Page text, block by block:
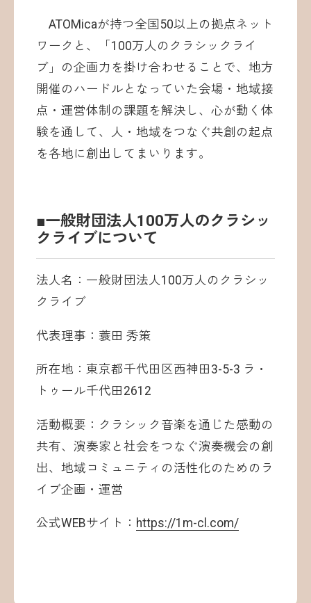
ATOMicaが持つ全国50以上の拠点ネット
ワークと、「100万人のクラシックライ
ブ」の企画力を掛け合わせることで、地方
開催のハードルとなっていた会場・地域接
点・運営体制の課題を解決し、心が動く体
験を通して、人・地域をつなぐ共創の起点
を各地に創出してまいります。
■一般財団法人100万人のクラシッ
クライブについて
法人名：一般財団法人100万人のクラシッ
クライブ
代表理事：蓑田 秀策
所在地：東京都千代田区西神田3-5-3 ラ・
トゥール千代田2612
活動概要：クラシック音楽を通じた感動の
共有、演奏家と社会をつなぐ演奏機会の創
出、地域コミュニティの活性化のためのラ
イブ企画・運営
公式WEBサイト： https://1m-cl.com/